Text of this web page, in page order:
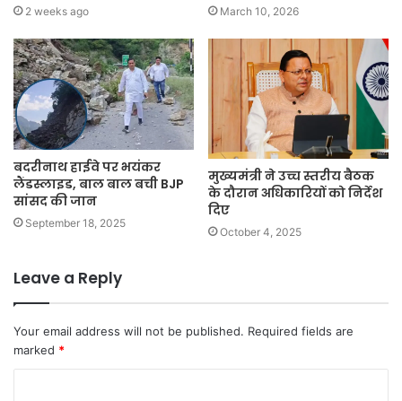
2 weeks ago March 10, 2026
बदरीनाथ हाईवे पर भयंकर
लैंडस्लाइड, बाल बाल बची BJP
सांसद की जान
September 18, 2025
मुख्यमंत्री ने उच्च स्तरीय बैठक
के दौरान अधिकारियों को निर्देश
दिए
October 4, 2025
Leave a Reply
Your email address will not be published. Required fields are
marked *